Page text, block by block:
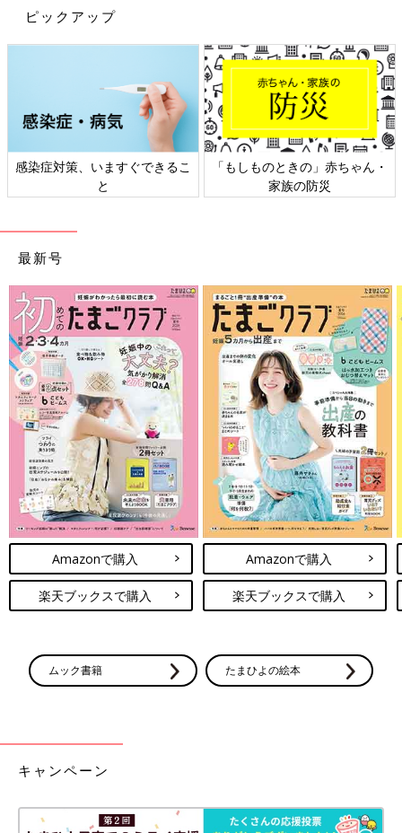
舞台が私の好きな街、谷根千（谷中・根津・千駄木）ってことも
あるけど、なんかね、出てくる料理が懐かしくて、切なくて。で
ね、あったかいの。思わず、出汁のきいたお味噌汁が飲みたくな
ってくる感じ。
人って様々な事情を抱えて生きてるけど、毎日、ごはんを食べる
んだなぁって……。
『生きていくために。毎日、ごはん食べててよかったですわ』と
他にも、小説ではないけれど、ぜひドラマ化して欲しい作品は、
作品。この作家さんの『いとしい食べもの』を脚本化してドラマ
で見てみたい。昭和世代には懐かしくて涙出そうだから。
森下さんにかかると、すべての景色がプリズムのようで、行間か
ら湯気の匂いまで立ち込めてくるから不思議なの。
あ～、なんか食べ物が美味しそうな本を考えだしたら、おなかす
いてきちゃった。
やっぱ食欲の秋かしらね～。さぁ、皆さんも一息つきにお菓子で
もどうですか？」
キュンとしたり、ゾッとしたり。ドラマ
みたいな恋愛体験ありますか？ ママたち
の声
口コミサイト「ウィメンズパーク」に、「ドラ
マみたいな恋愛体験ありますか？」という声が
届きました。青春あるあるの胸キュンからぞっ
とする修羅場まで、たくさんの声が届きまし
た。
小説を読んでいて、リアルに情景が浮かぶこと、ありますよね。
アクションシーンしかり、料理シーンしかり。時には香りや温度
（取材／文・橋本真理子）
作家、教育＆介護アドバイザー。
ピックアップ
感染症対策、いますぐできるこ
と
「もしものときの」赤ちゃん・
家族の防災
最新号
Amazonで購入
楽天ブックスで購入
Amazonで購入
楽天ブックスで購入
ムック書籍 たまひよの絵本
キャンペーン